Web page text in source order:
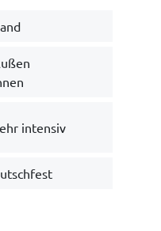
intensiv